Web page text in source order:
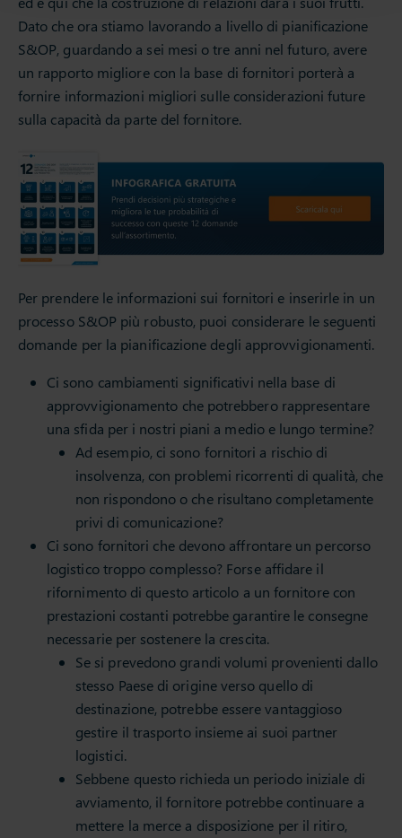
Dato che ora stiamo lavorando a livello di pianificazione
S&OP, guardando a sei mesi o tre anni nel futuro, avere
un rapporto migliore con la base di fornitori porterà a
fornire informazioni migliori sulle considerazioni future
sulla capacità da parte del fornitore.
Per prendere le informazioni sui fornitori e inserirle in un
processo S&OP più robusto, puoi considerare le seguenti
domande per la pianificazione degli approvvigionamenti.
Ci sono cambiamenti significativi nella base di
approvvigionamento che potrebbero rappresentare
una sfida per i nostri piani a medio e lungo termine?
Ad esempio, ci sono fornitori a rischio di
insolvenza, con problemi ricorrenti di qualità, che
non rispondono o che risultano completamente
privi di comunicazione?
Ci sono fornitori che devono affrontare un percorso
logistico troppo complesso? Forse affidare il
rifornimento di questo articolo a un fornitore con
prestazioni costanti potrebbe garantire le consegne
necessarie per sostenere la crescita.
Se si prevedono grandi volumi provenienti dallo
stesso Paese di origine verso quello di
destinazione, potrebbe essere vantaggioso
gestire il trasporto insieme ai suoi partner
logistici.
Sebbene questo richieda un periodo iniziale di
avviamento, il fornitore potrebbe continuare a
mettere la merce a disposizione per il ritiro,